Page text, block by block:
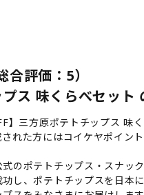
評価：5）
ス 味くらべセッ
三方原ポテトチップス 味
れた方にはコイケヤポイン
のポテトチップス・スナ
し、ポテトチップスを日本